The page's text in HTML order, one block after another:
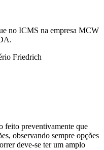
no ICMS na empresa MCW
Friedrich
feito preventivamente que
observando sempre opções
deve-se ter um amplo